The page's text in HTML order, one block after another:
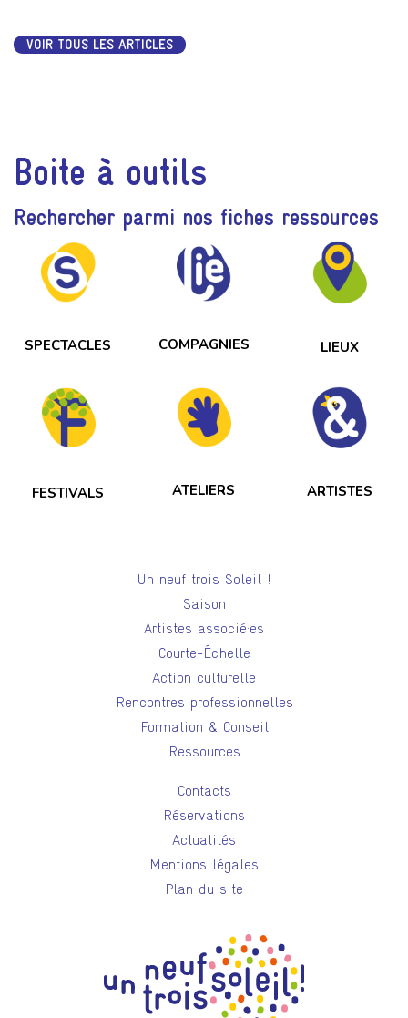
VOIR TOUS LES ARTICLES
Boite à outils
Rechercher parmi nos fiches ressources
SPECTACLES COMPAGNIES LIEUX
FESTIVALS ATELIERS ARTISTES
Un neuf trois Soleil !
Saison
Artistes associé·es
Courte-Échelle
Action culturelle
Rencontres professionnelles
Formation & Conseil
Ressources
Contacts
Réservations
Actualités
Mentions légales
Plan du site